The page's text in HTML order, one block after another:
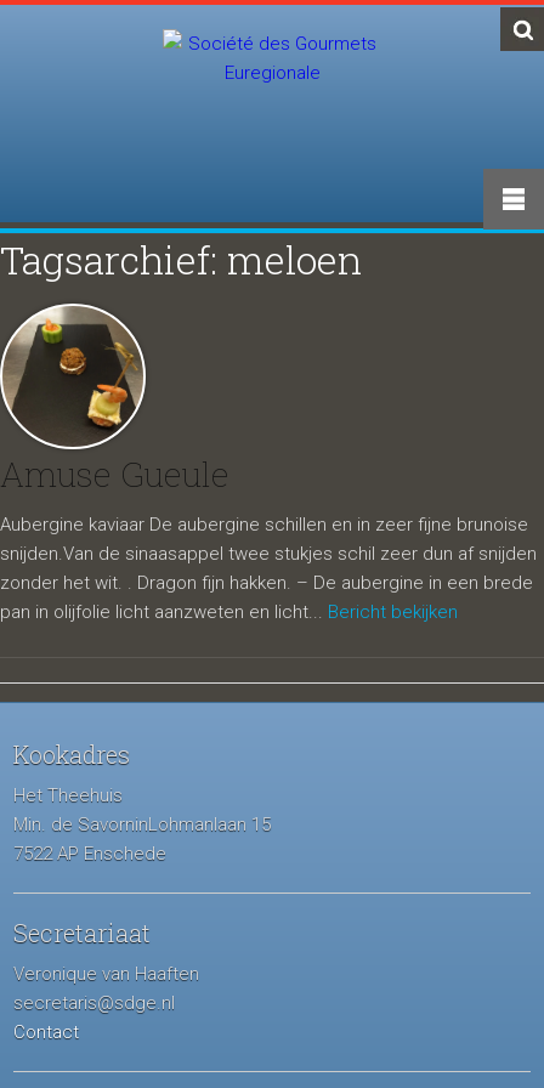
Tagsarchief: meloen
Amuse Gueule
Aubergine kaviaar De aubergine schillen en in zeer fijne brunoise
snijden.Van de sinaasappel twee stukjes schil zeer dun af snijden
zonder het wit. . Dragon fijn hakken. – De aubergine in een brede
pan in olijfolie licht aanzweten en licht... Bericht bekijken
Kookadres
Het Theehuis
Min. de SavorninLohmanlaan 15
7522 AP Enschede
Secretariaat
Veronique van Haaften
secretaris@sdge.nl
Contact